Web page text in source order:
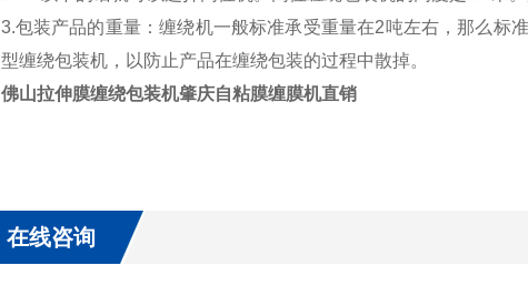
3.包装产品的重量：缠绕机一般标准承受重量在2吨左右，那么标
型缠绕包装机，以防止产品在缠绕包装的过程中散掉。
佛山拉伸膜缠绕包装机肇庆自粘膜缠膜机直销
在线咨询